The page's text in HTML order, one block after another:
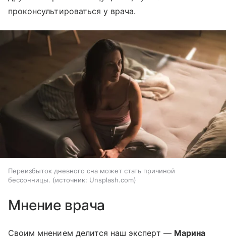
проконсультироваться у врача.
Переизбыток дневного сна может стать причиной
бессонницы.
источник: Unsplash.com
Мнение врача
Своим мнением делится наш эксперт — Марина